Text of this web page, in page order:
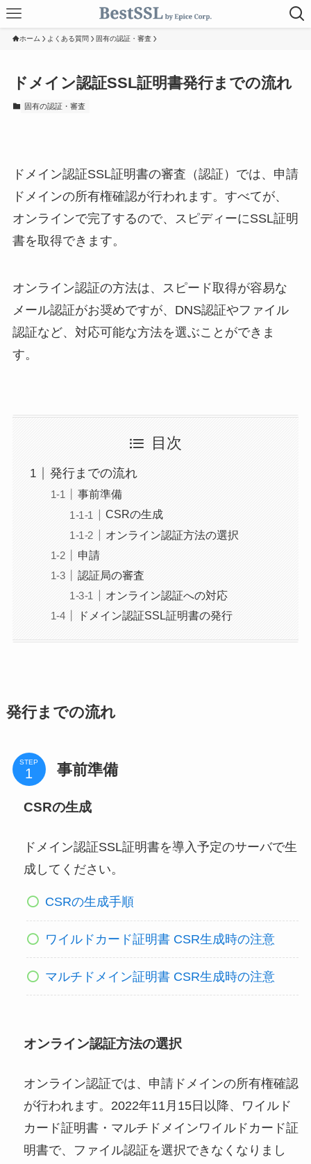
ホーム よくある質問 固有の認証・審査
ドメイン認証SSL証明書発行までの流れ
固有の認証・審査
ドメイン認証SSL証明書の審査（認証）では、申請
ドメインの所有権確認が行われます。すべてが、
オンラインで完了するので、スピディーにSSL証明
書を取得できます。
オンライン認証の方法は、スピード取得が容易な
メール認証がお奨めですが、DNS認証やファイル
認証など、対応可能な方法を選ぶことができま
す。
目次
発行までの流れ
事前準備
CSRの生成
オンライン認証方法の選択
申請
認証局の審査
オンライン認証への対応
ドメイン認証SSL証明書の発行
発行までの流れ
STEP 事前準備
CSRの生成
ドメイン認証SSL証明書を導入予定のサーバで生
成してください。
CSRの生成手順
ワイルドカード証明書 CSR生成時の注意
マルチドメイン証明書 CSR生成時の注意
オンライン認証方法の選択
オンライン認証では、申請ドメインの所有権確認
が行われます。2022年11月15日以降、ワイルド
カード証明書・マルチドメインワイルドカード証
明書で、ファイル認証を選択できなくなりまし